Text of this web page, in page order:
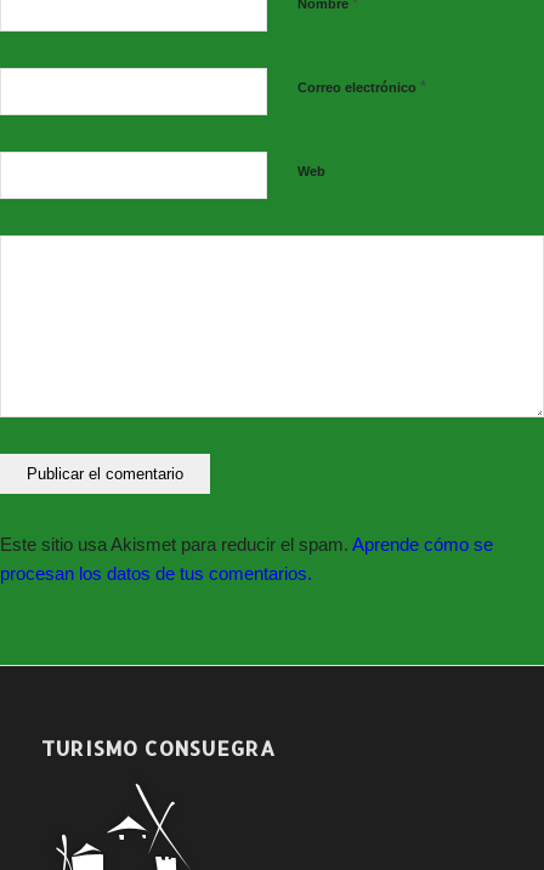
Nombre
Correo electrónico *
Web
Este sitio usa Akismet para reducir el spam. Aprende cómo se
procesan los datos de tus comentarios.
TURISMO CONSUEGRA